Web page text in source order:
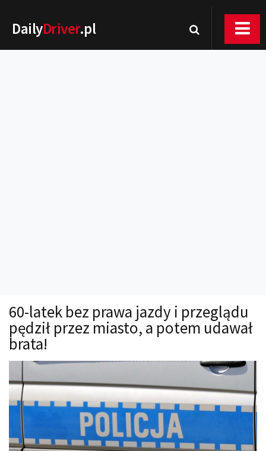
DailyDriver.pl
Technika jazdy
Oświetlenie
Kalkulatory
Auto z niemiec
Galerie
60-latek bez prawa jazdy i przeglądu
pędził przez miasto, a potem udawał
brata!